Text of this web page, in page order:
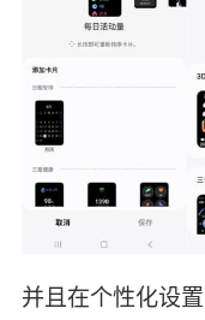
并且在个性化设